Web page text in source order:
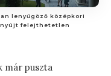
lenyűgöző középkori
felejthetetlen
már puszta